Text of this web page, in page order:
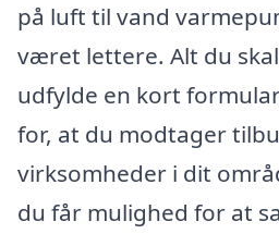
på luft til vand
været lettere. Alt du
udfylde en kort
for, at du modtager
virksomheder i dit
du får mulighed for at